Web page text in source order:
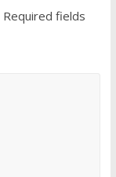
Required fields